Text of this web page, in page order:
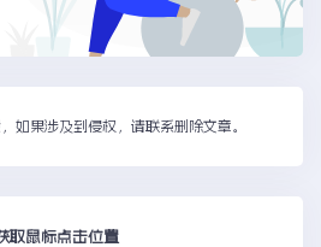
如果涉及到侵权，请联系删除文章。
鼠标点击位置